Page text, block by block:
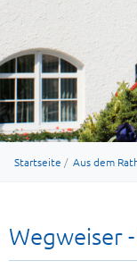
Startseite / Aus dem
Wegweiser